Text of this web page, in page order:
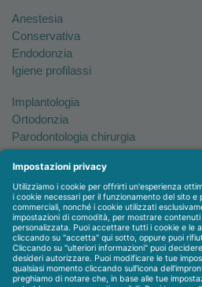
Anestesia
Conservativa
Endodonzia
Igiene profilassi
Implantologia
Ortodonzia
Parodontologia chirurgia
Per tutto
Protesi
Radiologia
Sterilizzazione disinfezione
Packet
WEBSTORE